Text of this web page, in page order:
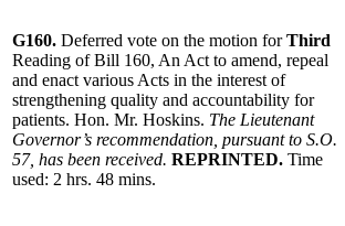
G160. Deferred vote on the motion forThird
Reading of Bill 160, An Act to amend, repeal
and enact various Acts in the interest of
strengthening quality and accountability for
patients. Hon. Mr. Hoskins. The Lieutenant
Governor’s recommendation, pursuant to S.O.
57, has been received. REPRINTED. Time
used: 2 hrs. 48 mins.